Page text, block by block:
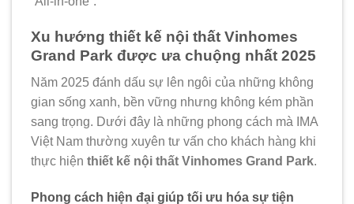
Xu hướng thiết kế nội thất Vinhomes
Grand Park được ưa chuộng nhất 2025
Năm 2025 đánh dấu sự lên ngôi của những không
gian sống xanh, bền vững nhưng không kém phần
sang trọng. Dưới đây là những phong cách mà IMA
Việt Nam thường xuyên tư vấn cho khách hàng khi
thực hiện thiết kế nội thất Vinhomes Grand Park.
Phong cách hiện đại giúp tối ưu hóa sự tiện